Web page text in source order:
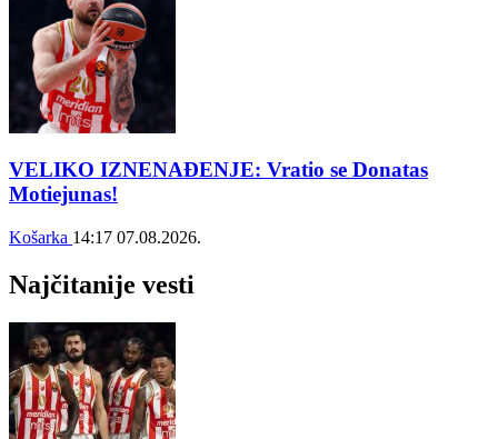
VELIKO IZNENAĐENJE: Vratio se Donatas
Motiejunas!
Košarka 14:17 07.08.2026.
Najčitanije vesti